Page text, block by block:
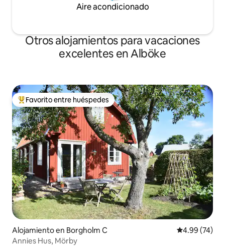
Aire acondicionado
Otros alojamientos para vacaciones
excelentes en Alböke
Favorito entre huéspedes preferido
Favorito entre huéspedes
Alojamiento en Borgholm C Calificación
4.99 (74)
Annies Hus, Mörby